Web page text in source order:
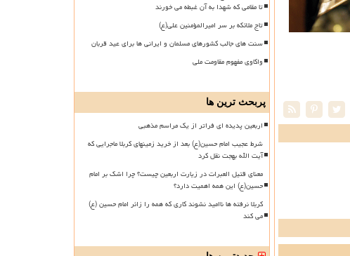
تا مقامی که شهدا به آن غبطه می خورند
تاج ملائکه بر سر امیرالمؤمنین علی(ع)
سنت های جالب کشورهای مسلمان و ایرانی ها برای عید قربان
واکاوی مفهوم مقاومت ملی
پربحث ترین ها
اربعین پدیده ای فراتر از یک مراسم مذهبی
شرط عجیب امام حسین(ع) بعد از خرید زمینهای کربلا ماجرایی که
آیت الله بهجت نقل کرد
معنای قتیل العبرات در زیارت اربعین چیست؟ چرا اشک بر امام
حسین(ع) این همه اهمیت دارد؟
کربلا نرفته ها ناامید نشوند کاری که همه را زائر امام حسین (ع)
می کند